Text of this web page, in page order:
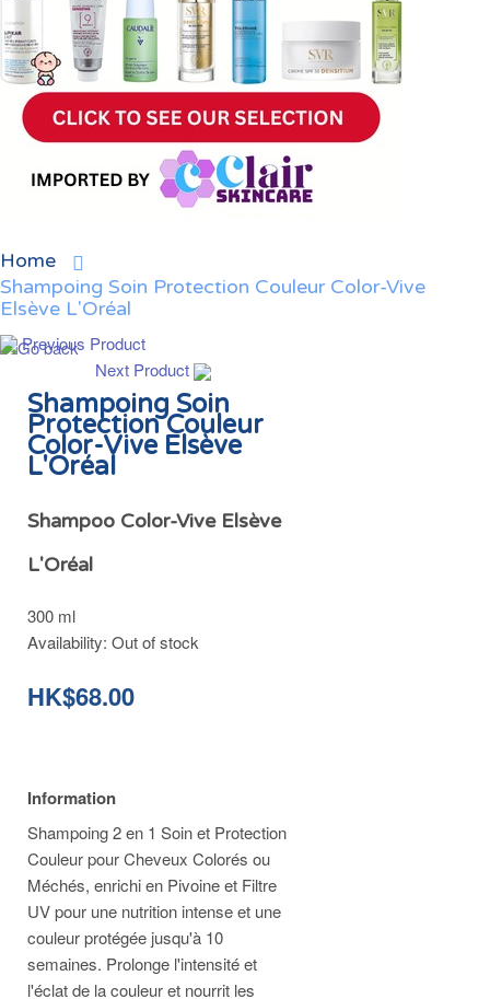
Home
Shampoing Soin Protection Couleur Color-Vive
Elsève L'Oréal
Previous Product
Next Product
Shampoing Soin
Protection Couleur
Color-Vive Elsève
L'Oréal
Shampoo Color-Vive Elsève
L'Oréal
300 ml
Availability: Out of stock
HK$68.00
Information
Shampoing 2 en 1 Soin et Protection
Couleur pour Cheveux Colorés ou
Méchés, enrichi en Pivoine et Filtre
UV pour une nutrition intense et une
couleur protégée jusqu'à 10
semaines. Prolonge l'intensité et
l'éclat de la couleur et nourrit les